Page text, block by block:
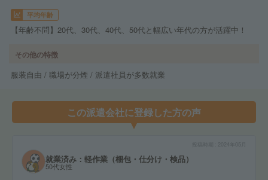
平均年齢
【年齢不問】20代、30代、40代、50代と幅広い年代の方が活躍中！
その他の特徴
服装自由 / 職場が分煙 / 派遣社員が多数就業
この派遣会社に登録した方の声
2024年05月
就業済み：軽作業（梱包・仕分け・検品）
50代女性